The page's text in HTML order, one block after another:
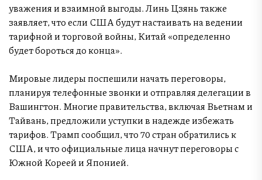
уважения и взаимной выгоды. Линь Цзянь также
заявляет, что если США будут настаивать на ведении
тарифной и торговой войны, Китай «определенно
будет бороться до конца».
Мировые лидеры поспешили начать переговоры,
планируя телефонные звонки и отправляя делегации в
Вашингтон. Многие правительства, включая Вьетнам и
Тайвань, предложили уступки в надежде избежать
тарифов. Трамп сообщил, что 70 стран обратились к
США, и что официальные лица начнут переговоры с
Южной Кореей и Японией.